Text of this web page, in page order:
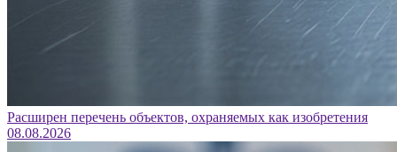
Расширен перечень объектов, охраняемых как изобретения
08.08.2026